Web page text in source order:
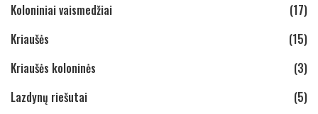
Koloniniai vaismedžiai
(17)
Kriaušės
(15)
Kriaušės koloninės
(3)
Lazdynų riešutai
(5)